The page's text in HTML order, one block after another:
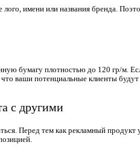
имени или названия бренда.
бумагу плотностью до 120 гр/м.
ваши потенциальные клиенты
с другими
Перед тем как рекламный